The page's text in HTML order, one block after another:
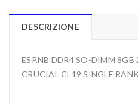
DESCRIZIONE
ESP.NB DDR4 SO-DIMM
CRUCIAL CL19 SINGLE RANK